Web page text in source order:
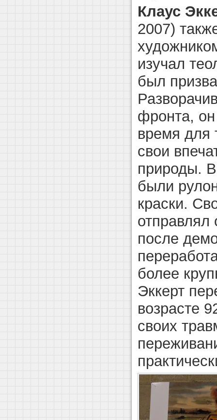
Клаус
2007)
изучал
был
фронта, он
время для
свои
природы. В
были
краски.
отправлял
после
более
Эккерт
возрасте
своих